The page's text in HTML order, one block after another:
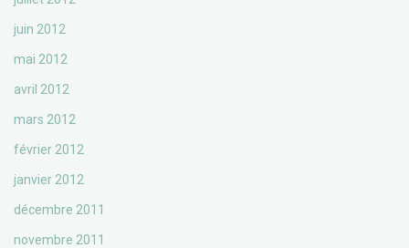
juin 2012
mai 2012
avril 2012
mars 2012
février 2012
janvier 2012
décembre 2011
novembre 2011